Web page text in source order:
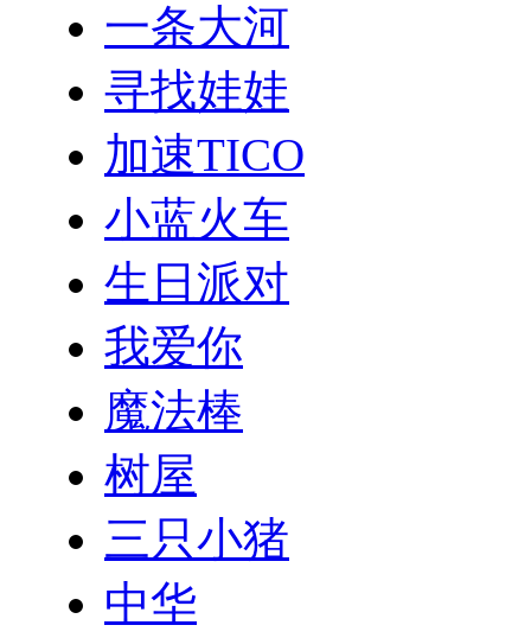
一条大河
寻找娃娃
加速TICO
小蓝火车
生日派对
我爱你
魔法棒
树屋
三只小猪
中华